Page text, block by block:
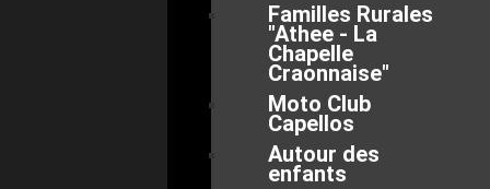
Familles Rurales
"Athee - La
Chapelle
Craonnaise"
Moto Club
Capellos
Autour des
enfants